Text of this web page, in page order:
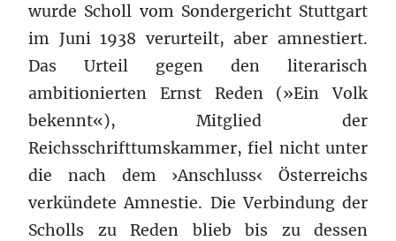
wurde Scholl vom Sondergericht Stuttgart
im Juni 1938 verurteilt, aber amnestiert.
Das Urteil gegen den literarisch
ambitionierten Ernst Reden (»Ein Volk
bekennt«), Mitglied der
Reichsschrifttumskammer, fiel nicht unter
die nach dem ›Anschluss‹ Österreichs
verkündete Amnestie. Die Verbindung der
Scholls zu Reden blieb bis zu dessen